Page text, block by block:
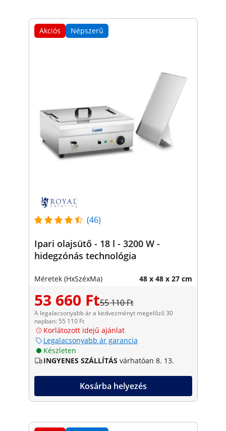
Akciós Népszerű
(46)
Ipari olajsütő - 18 l - 3200 W -
hidegzónás technológia
Méretek (HxSzéxMa) 48 x 48 x 27 cm
53 660 Ft55 110 Ft
A legalacsonyabb ár a kedvezményt megelőző 30
napban: 55 110 Ft
Korlátozott idejű ajánlat
Legalacsonyabb ár garancia
Készleten
INGYENES SZÁLLÍTÁS várhatóan 8. 13.
Kosárba helyezés